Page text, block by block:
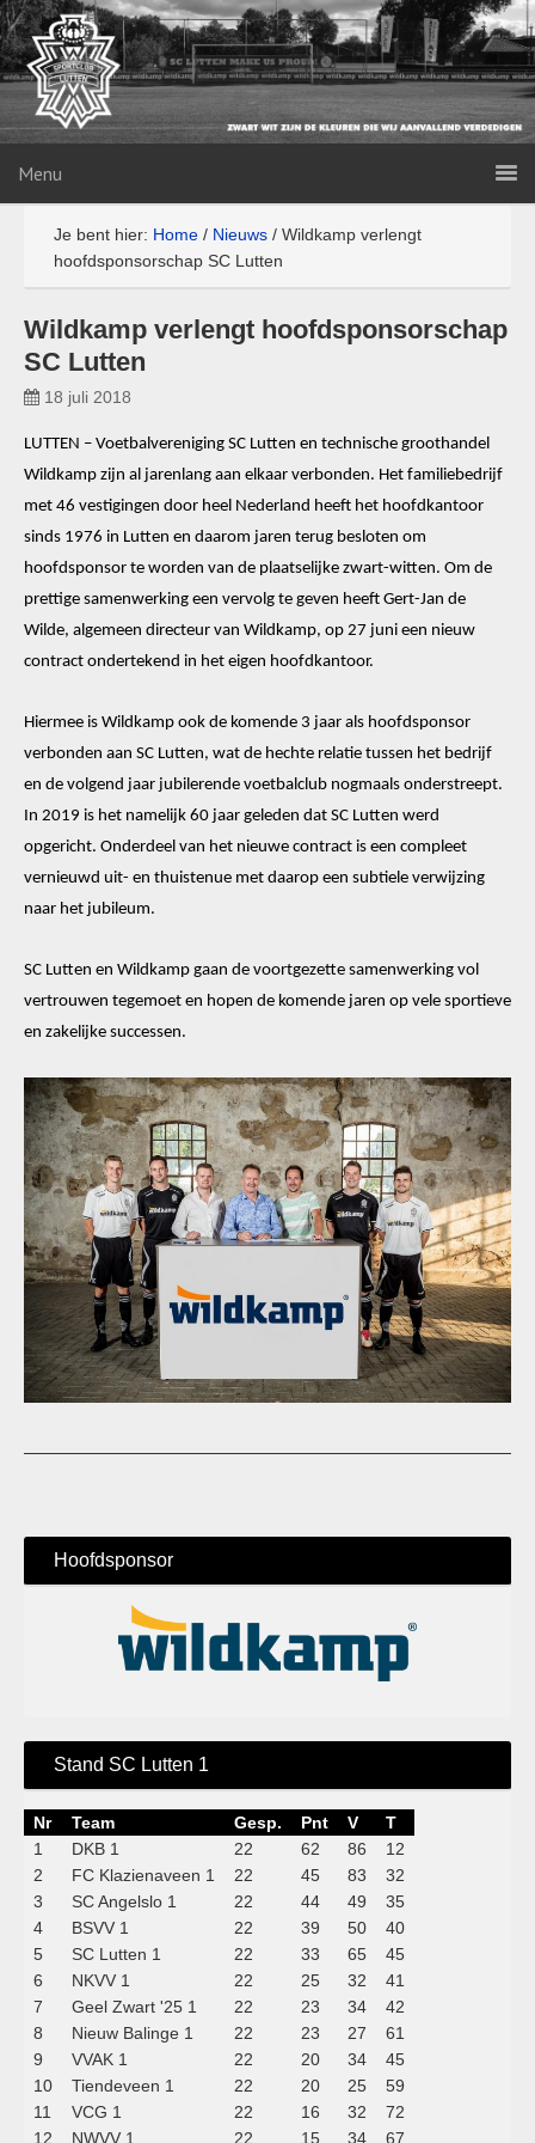
Menu
Je bent hier: Home / Nieuws / Wildkamp verlengt
hoofdsponsorschap SC Lutten
Wildkamp verlengt hoofdsponsorschap
SC Lutten
18 juli 2018
LUTTEN – Voetbalvereniging SC Lutten en technische groothandel
Wildkamp zijn al jarenlang aan elkaar verbonden. Het familiebedrijf
met 46 vestigingen door heel Nederland heeft het hoofdkantoor
sinds 1976 in Lutten en daarom jaren terug besloten om
hoofdsponsor te worden van de plaatselijke zwart-witten. Om de
prettige samenwerking een vervolg te geven heeft Gert-Jan de
Wilde, algemeen directeur van Wildkamp, op 27 juni een nieuw
contract ondertekend in het eigen hoofdkantoor.
Hiermee is Wildkamp ook de komende 3 jaar als hoofdsponsor
verbonden aan SC Lutten, wat de hechte relatie tussen het bedrijf
en de volgend jaar jubilerende voetbalclub nogmaals onderstreept.
In 2019 is het namelijk 60 jaar geleden dat SC Lutten werd
opgericht. Onderdeel van het nieuwe contract is een compleet
vernieuwd uit- en thuistenue met daarop een subtiele verwijzing
naar het jubileum.
SC Lutten en Wildkamp gaan de voortgezette samenwerking vol
vertrouwen tegemoet en hopen de komende jaren op vele sportieve
en zakelijke successen.
Hoofdsponsor
Stand SC Lutten 1
Nr Team Gesp. Pnt V
T
1
DKB 1 22 62 86
12
2
FC Klazienaveen 1 22 45 83
32
3
SC Angelslo 1 22 44 49
35
4
BSVV 1 22 39 50
40
5
SC Lutten 1 22 33 65
45
6
NKVV 1 22 25 32
41
7
Geel Zwart '25 1 22 23 34
42
8
Nieuw Balinge 1 22 23 27
61
9
VVAK 1 22 20 34
45
10
Tiendeveen 1 22 20 25
59
11
VCG 1 22 16 32
72
12
NWVV 1 22 15 34 67